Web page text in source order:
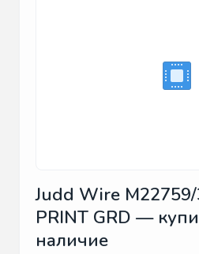
Judd Wire
PRINT GRD —
наличие